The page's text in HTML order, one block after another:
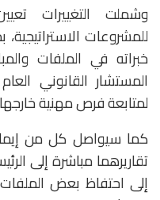
وشملت التغييرات
للمشروعات
خبراته في الملفات
المستشار القانوني
لمتابعة فرص مهنية
كما سيواصل كل من
تقاريرهما مباشرة إلى
إلى احتفاظ بعض